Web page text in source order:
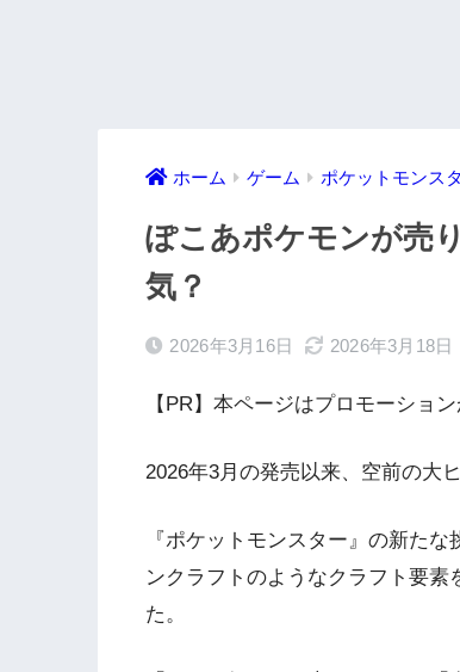
ホーム ゲーム ポケットモンス
ぽこあポケモンが売
気？
2026年3月16日 2026年3月18日
【PR】本ページはプロモーショ
2026年3月の発売以来、空前の大
『ポケットモンスター』の新た
ンクラフトのようなクラフト要
た。